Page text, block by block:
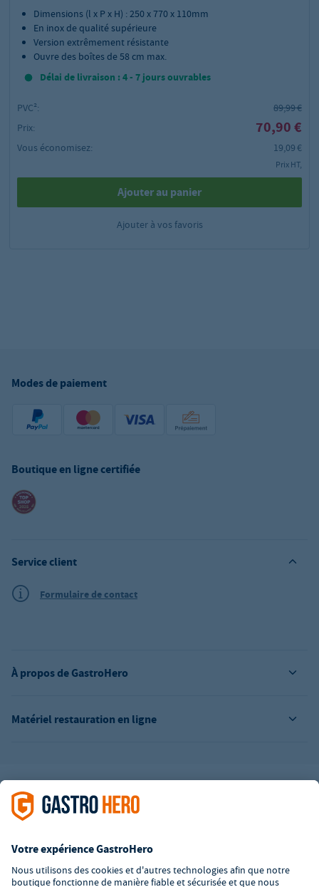
Dimensions (l x P x H) : 250 x 770 x 110mm
En inox de qualité supérieure
Version extrêmement résistante
Ouvre des boîtes de 58 cm max.
Délai de livraison : 4 - 7 jours ouvrables
PVC²:
89,99 €
Prix:
70,90 €
Vous économisez: 19,09 €
Prix HT,
Ajouter au panier
Ajouter à vos favoris
Modes de paiement
Boutique en ligne certifiée
Matériel restauration en ligne
À propos de GastroHero
Service client
Formulaire de contact
L’offre de la société GastroHero est exclusivement destinée aux
entreprises. Tous les prix sont des prix unitaires nets majorés de
Certaines méthodes de paiement peuvent entraîner des frais
supplémentaires.
² PVC : Prix de Vente Conseillé par le fabricant